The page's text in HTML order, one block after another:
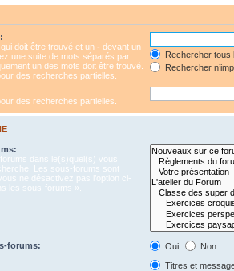
doit être trouvé et un - devant un
une suite de mots séparés par
un des mots doit être trouvé.
des recherches partielles.
Rechercher tous
Rechercher
des recherches partielles.
dans le(s)quel(s) vous
Les sous-forums sont
ne désactivez pas l’option ci-
les sous-forums ».
forums: Oui
Non
Titres et